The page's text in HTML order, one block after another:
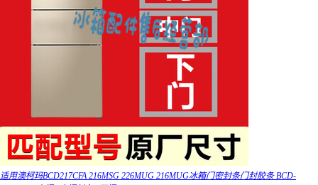
适用澳柯玛BCD217CFA 216MSG 226MUG 216MUG冰箱门密封条门封胶条 BCD-